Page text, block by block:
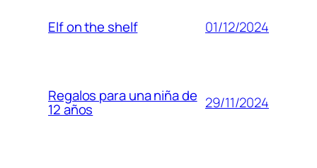
Elf on the shelf 01/12/2024
Regalos para una niña de
12 años 29/11/2024